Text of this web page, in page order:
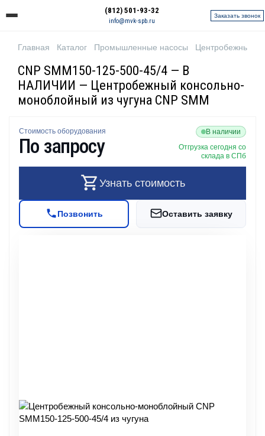
(812) 501-93-32
info@mvk-spb.ru
Заказать звонок
Главная Каталог Промышленные насосы Центробежные
CNP SMM150-125-500-45/4 — В
НАЛИЧИИ — Центробежный консольно-
моноблойный из чугуна CNP SMM
Стоимость оборудования
По запросу
В наличии
Отгрузка сегодня со
склада в СПб
Узнать стоимость
Позвонить Оставить заявку